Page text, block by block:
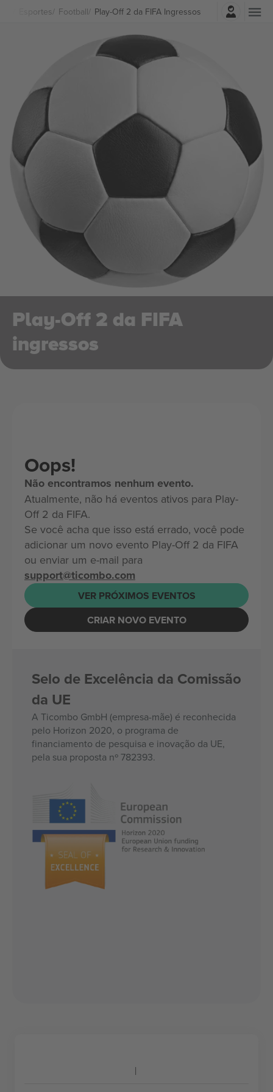
Esportes Football Play-Off 2 da FIFA Ingressos
Entrar
Play-Off 2 da FIFA
ingressos
Oops!
Não encontramos nenhum evento.
Atualmente, não há eventos ativos para Play-
Off 2 da FIFA.
Se você acha que isso está errado, você pode
adicionar um novo evento Play-Off 2 da FIFA
ou enviar um e-mail para
support@ticombo.com
VER PRÓXIMOS EVENTOS
CRIAR NOVO EVENTO
Selo de Excelência da Comissão
da UE
A Ticombo GmbH (empresa-mãe) é reconhecida
pelo Horizon 2020, o programa de
financiamento de pesquisa e inovação da UE,
pela sua proposta nº 782393.